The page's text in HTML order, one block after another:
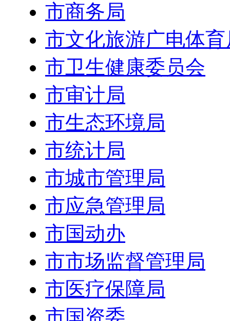
市商务局
市文化旅游广电体育
市卫生健康委员会
市审计局
市生态环境局
市统计局
市城市管理局
市应急管理局
市国动办
市市场监督管理局
市医疗保障局